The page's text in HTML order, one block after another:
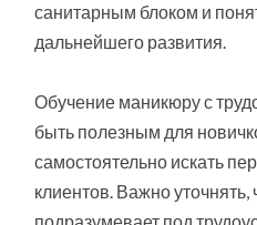
санитарным блоком и
дальнейшего развития.
Обучение маникюру с
быть полезным для
самостоятельно искать
клиентов. Важно